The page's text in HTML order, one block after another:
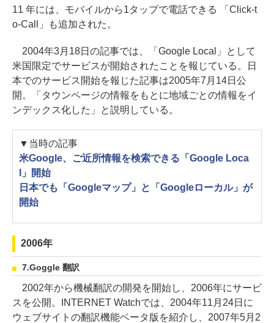
11 年には、モバイルから1タップで電話できる 「Click-t
o-Call」も追加された。
2004年3月18日の記事では、「Google Local」として
米国限定でサービスが開始されたことを報じている。日
本でのサービス開始を報じた記事は2005年7月14日公
開。「タウンページの情報をもとに地域ごとの情報をイ
ンデックス化した」と説明している。
▼当時の記事
米Google、ご近所情報を検索できる「Google Loca
l」開始
日本でも「Googleマップ」と「Googleローカル」が
開始
2006年
7.Goggle 翻訳
2002年から機械翻訳の開発を開始し、2006年にサービ
スを公開。INTERNET Watchでは、2004年11月24日に
ウェブサイトの翻訳機能ベータ版を紹介し、2007年5月2